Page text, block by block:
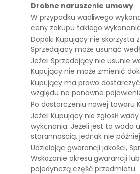
Drobne naruszenie umowy
W przypadku wadliwego
ceny zakupu takiego
Dopóki Kupujący nie
Sprzedający może usunąć
Jeżeli Sprzedający nie usunie
Kupujący nie może zmienić
Kupujący ma prawo
względu na ponowne
Po dostarczeniu nowej towaru
Jeżeli Kupujący nie zgłosił
wykonania. Jeżeli jest to wada
starannością, jednak nie
Udzielając gwarancji jakości,
Wskazanie okresu gwarancji
pojedynczą część przedmiotu.